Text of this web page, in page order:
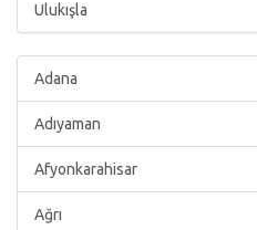
Ulukışla
Adana
Adıyaman
Afyonkarahisar
Ağrı